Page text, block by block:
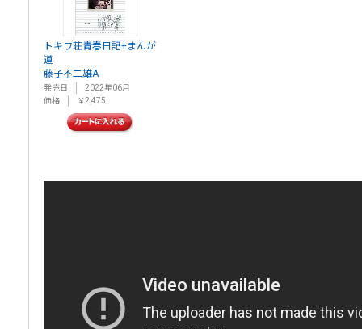
トキワ荘青春日記+まんが
道
藤子不二雄A
発売日
2022年06月
価格
￥2,475